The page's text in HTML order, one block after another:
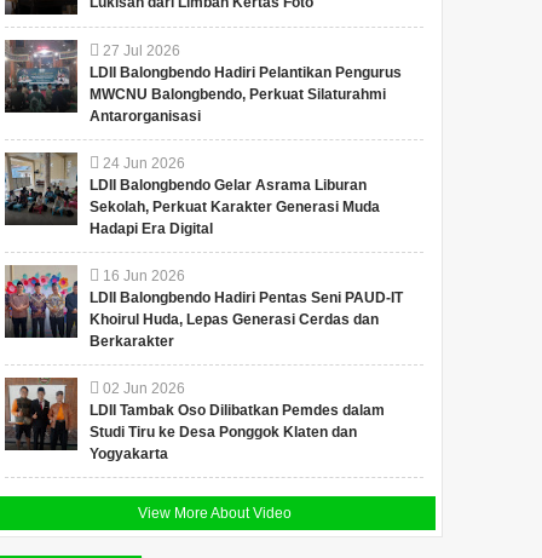
27 Jul 2026
LDII Balongbendo Hadiri Pelantikan Pengurus
MWCNU Balongbendo, Perkuat Silaturahmi
Antarorganisasi
24 Jun 2026
LDII Balongbendo Gelar Asrama Liburan
Sekolah, Perkuat Karakter Generasi Muda
Hadapi Era Digital
16 Jun 2026
LDII Balongbendo Hadiri Pentas Seni PAUD-IT
Khoirul Huda, Lepas Generasi Cerdas dan
Berkarakter
02 Jun 2026
LDII Tambak Oso Dilibatkan Pemdes dalam
Studi Tiru ke Desa Ponggok Klaten dan
Yogyakarta
View More About Video